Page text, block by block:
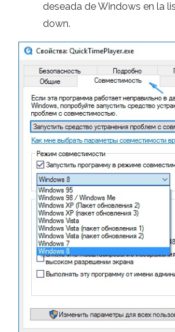
deseada de Windows en la
down.